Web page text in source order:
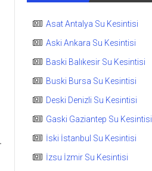
Asat Antalya Su Kesintisi
Aski Ankara Su Kesintisi
Baski Balıkesir Su Kesintisi
Buski Bursa Su Kesintisi
Deski Denizli Su Kesintisi
Gaski Gaziantep Su Kesintisi
İski İstanbul Su Kesintisi
İzsu İzmir Su Kesintisi